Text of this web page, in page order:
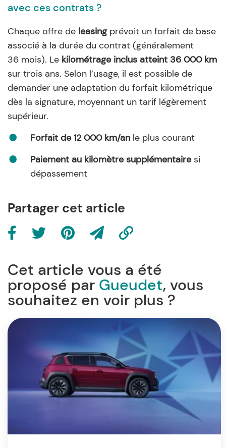
avec ces contrats ?
Chaque offre de leasingprévoit un forfait de base
associé à la durée du contrat (généralement
36 mois). Le kilométrage inclus atteint 36 000 km
sur trois ans. Selon l’usage, il est possible de
demander une adaptation du forfait kilométrique
dès la signature, moyennant un tarif légèrement
supérieur.
Forfait de 12 000 km/an le plus courant
Paiement au kilomètre supplémentairesi
dépassement
Partager cet article
Cet article vous a été
proposé par Gueudet, vous
souhaitez en voir plus ?